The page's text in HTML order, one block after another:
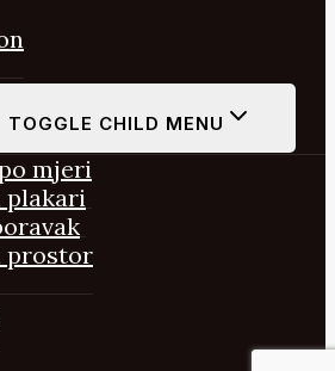
TOGGLE CHILD MENU
mjeri
plakari
prostor